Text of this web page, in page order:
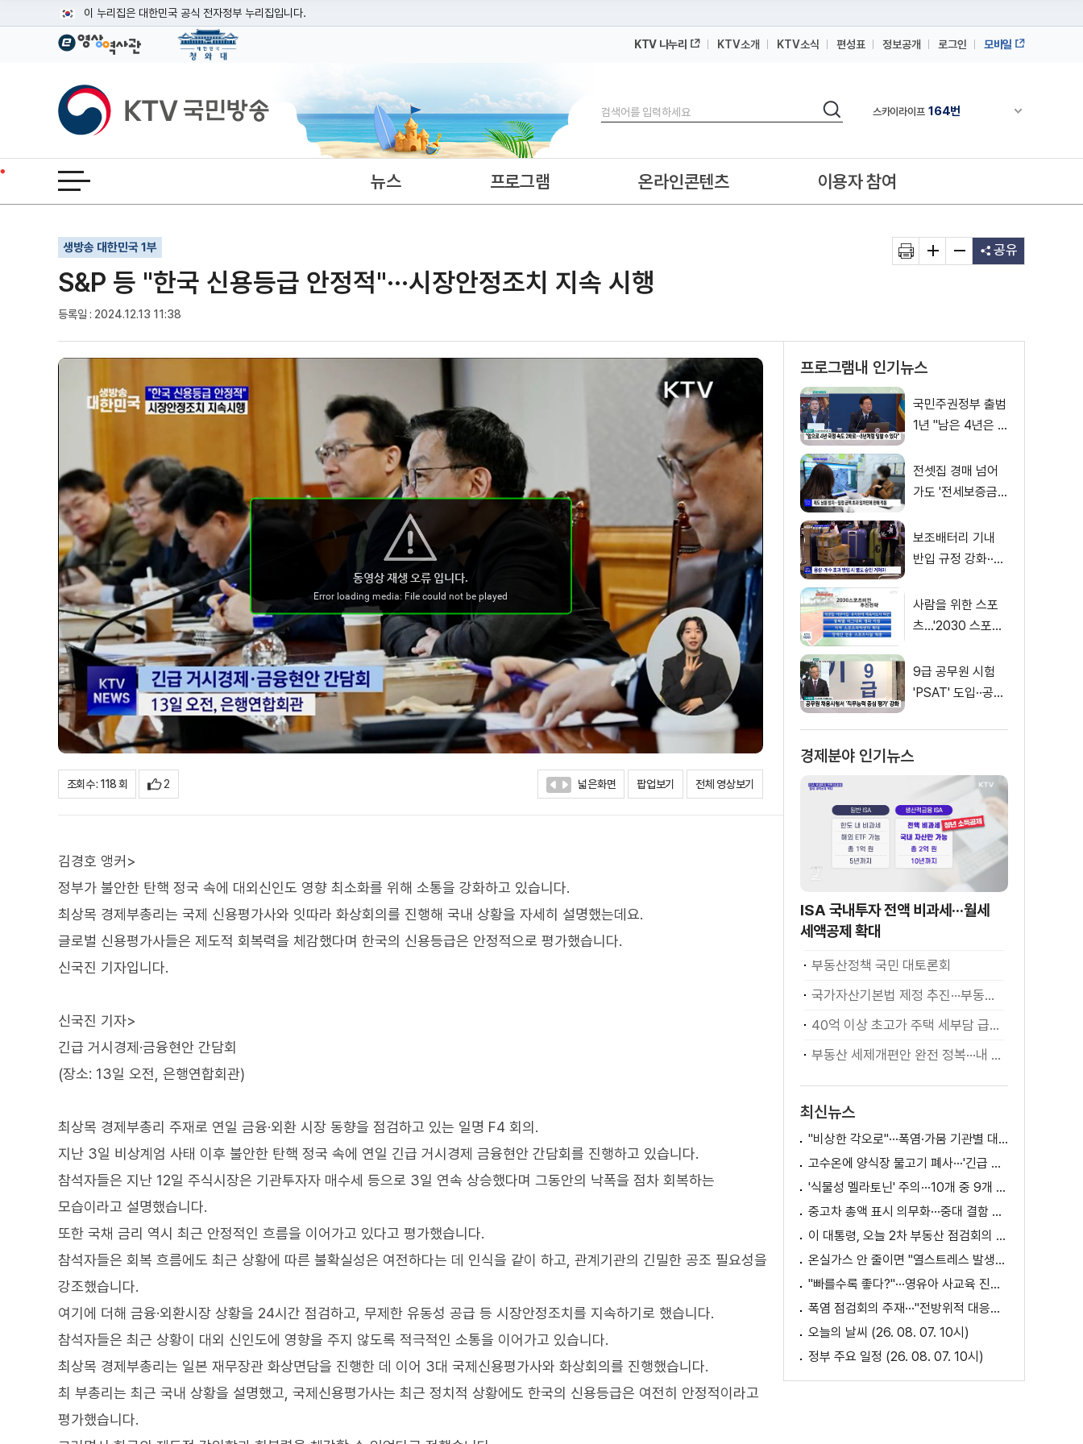
이 누리집은 대한민국 공식 전자정부 누리집입니다.
공식 누리집 주소 확인하기
이밖에 or.kr 또는 .kr등 다른 도메인 주소를 사용하고 있다면 아래 URL에서 도메인 주소를 확인해 보세요
운영중인 공식 누리집보기
KTV 나누리 KTV소개 KTV소식 편성표 정보공개 로그인 모바일
KTV국민방송
검색
검색 채널안내 펼쳐
스카이라이프 164번
스카이라이프 164번
스카이라이프
전체메뉴 열기 뉴스 프로그램 온라인콘텐츠 이용자 참여
생방송 대한민국 1부
S&P 등 "한국 신용등급 안정적"···시장안정조치 지속 시행
등록일 : 2024.12.13 11:38
기사인쇄
글자확대
글자축소 공유
조회수 : 118 회 2 넓은화면 팝업보기 전체 영상보기
김경호 앵커>
정부가 불안한 탄핵 정국 속에 대외신인도 영향 최소화를 위해 소통을 강화하고 있습니다.
최상목 경제부총리는 국제 신용평가사와 잇따라 화상회의를 진행해 국내 상황을 자세히 설명했는데요.
글로벌 신용평가사들은 제도적 회복력을 체감했다며 한국의 신용등급은 안정적으로 평가했습니다.
신국진 기자입니다.
신국진 기자>
긴급 거시경제·금융현안 간담회
(장소: 13일 오전, 은행연합회관)
최상목 경제부총리 주재로 연일 금융·외환 시장 동향을 점검하고 있는 일명 F4 회의.
지난 3일 비상계엄 사태 이후 불안한 탄핵 정국 속에 연일 긴급 거시경제 금융현안 간담회를 진행하고 있습니다.
참석자들은 지난 12일 주식시장은 기관투자자 매수세 등으로 3일 연속 상승했다며 그동안의 낙폭을 점차 회복하는
모습이라고 설명했습니다.
또한 국채 금리 역시 최근 안정적인 흐름을 이어가고 있다고 평가했습니다.
참석자들은 회복 흐름에도 최근 상황에 따른 불확실성은 여전하다는 데 인식을 같이 하고, 관계기관의 긴밀한 공조 필요성을
강조했습니다.
여기에 더해 금융·외환시장 상황을 24시간 점검하고, 무제한 유동성 공급 등 시장안정조치를 지속하기로 했습니다.
참석자들은 최근 상황이 대외 신인도에 영향을 주지 않도록 적극적인 소통을 이어가고 있습니다.
최상목 경제부총리는 일본 재무장관 화상면담을 진행한 데 이어 3대 국제신용평가사와 화상회의를 진행했습니다.
최 부총리는 최근 국내 상황을 설명했고, 국제신용평가사는 최근 정치적 상황에도 한국의 신용등급은 여전히 안정적이라고
평가했습니다.
프로그램내 인기뉴스
국민주권정부 출범
1년 "남은 4년은 8
전셋집 경매 넘어
가도 '전세보증금'
보조배터리 기내
반입 규정 강화··
사람을 위한 스포
츠…'2030 스포츠
9급 공무원 시험
'PSAT' 도입··공정
경제분야 인기뉴스
ISA 국내투자 전액 비과세···월세
세액공제 확대
부동산정책 국민 대토론회
국가자산기본법 제정 추진···부동산·주식 등 통합 관리
40억 이상 초고가 주택 세부담 급증···실수요자 보호 강화
부동산 세제개편안 완전 정복···내 세금 어떻게 달라지나? [K-정책 사용법]
최신뉴스
"비상한 각오로"···폭염·가뭄 기관별 대책은?
고수온에 양식장 물고기 폐사···'긴급 방류' 지원
'식물성 멜라토닌' 주의···10개 중 9개 처방 용량 초과
중고차 총액 표시 의무화···중대 결함 시 '계약 해제'
이 대통령, 오늘 2차 부동산 점검회의 주재
온실가스 안 줄이면 "열스트레스 발생일 29배 증가"
"빠를수록 좋다?"···영유아 사교육 진실과 해법은?
폭염 점검회의 주재···"전방위적 대응체계 가동"
오늘의 날씨 (26. 08. 07. 10시)
정부 주요 일정 (26. 08. 07. 10시)